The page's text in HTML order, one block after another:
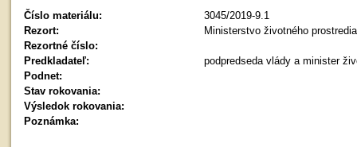
Číslo materiálu:
3045/2019-9.1
Rezort:
Ministerstvo životného
Rezortné číslo:
Predkladateľ:
podpredseda vlády a minister
Podnet:
Stav rokovania:
Výsledok rokovania:
Poznámka: